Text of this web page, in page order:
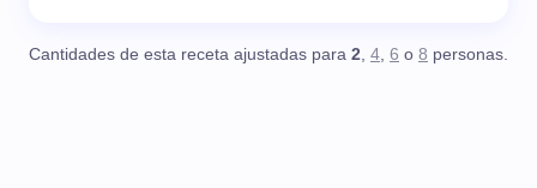
Cantidades de esta receta ajustadas para 2, 4, 6 o 8 personas.